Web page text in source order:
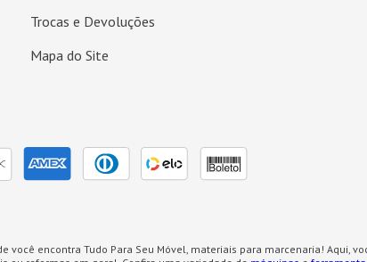
Trocas e Devoluções
Mapa do Site
você encontra Tudo Para Seu Móvel, materiais para marcenaria! Aqui,